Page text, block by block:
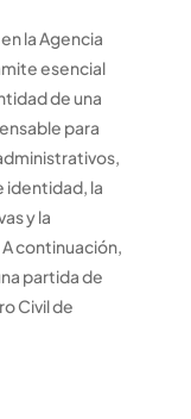
la Agencia
esencial
de una
para
identidad, la
y la
continuación,
partida de
Civil de